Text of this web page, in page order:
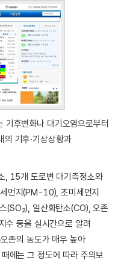
기후변화나 대기오염으로부터
의 기후·기상상황과
, 15개 도로변 대기측정소와
먼지(PM-10), 초미세먼지
(SO₂), 일산화탄소(CO), 오존
수 등을 실시간으로 알려
존의 농도가 매우 높아
에는 그 정도에 따라 주의보